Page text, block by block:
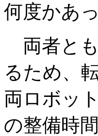
何度かあっ
両者と
るため、
両ロボッ
の整備時